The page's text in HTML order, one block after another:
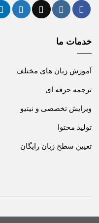
خدمات ما
آموزش زبان های مختلف
ترجمه حرفه ای
ویرایش تخصصی و نیتیو
تولید محتوا
تعیین سطح زبان رایگان